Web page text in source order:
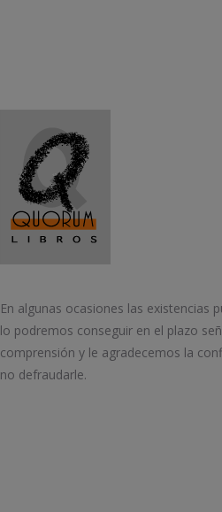
En algunas ocasiones las existencias
lo podremos conseguir en el plazo
comprensión y le agradecemos la
no defraudarle.